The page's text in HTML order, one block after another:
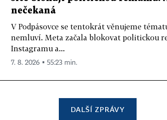
nečekaná
V Podpásovce se tentokrát věnujeme
nemluví. Meta začala blokovat politickou
Instagramu a...
7. 8. 2026 ▪ 55:23 min.
DALŠÍ ZPRÁVY